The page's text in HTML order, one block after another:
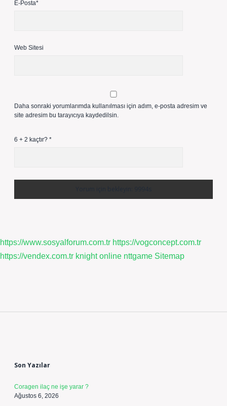
E-Posta*
Web Sitesi
Daha sonraki yorumlarımda kullanılması için adım, e-posta adresim ve
site adresim bu tarayıcıya kaydedilsin.
6 + 2 kaçtır? *
https://www.sosyalforum.com.tr https://vogconcept.com.tr
https://vendex.com.tr knight online nttgame Sitemap
Son Yazılar
Coragen ilaç ne işe yarar ?
Ağustos 6, 2026